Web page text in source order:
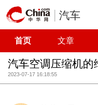
汽车
首页 文章
汽车空调压缩机的
2023-07-17 16:18:55